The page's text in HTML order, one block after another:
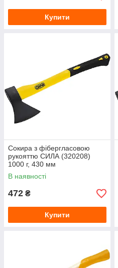
Купити
Сокира з фібергласовою
рукояттю СИЛА (320208)
1000 г, 430 мм
В наявності
472 ₴
Купити